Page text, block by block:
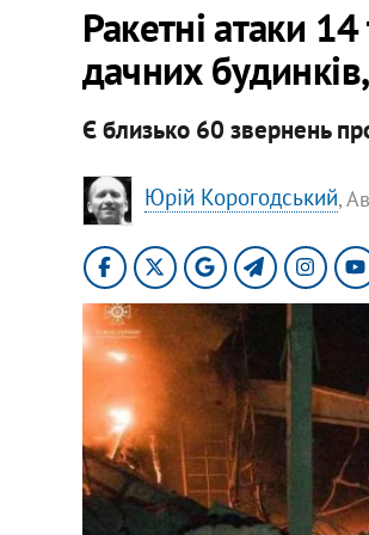
Ракетні атаки
дачних
Є близько 60 звернень
Юрій Корогодський,